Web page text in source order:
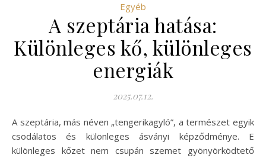
Egyéb
A szeptária hatása:
Különleges kő, különleges
energiák
2025.07.12.
A szeptária, más néven „tengerikagyló”, a természet egyik
csodálatos és különleges ásványi képződménye. E
különleges kőzet nem csupán szemet gyönyörködtető